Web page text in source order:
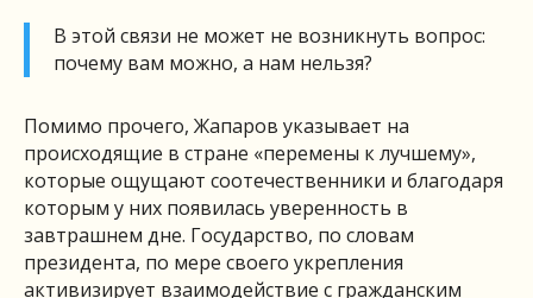
В этой связи не может не возникнуть вопрос:
почему вам можно, а нам нельзя?
Помимо прочего, Жапаров указывает на
происходящие в стране «перемены к лучшему»,
которые ощущают соотечественники и благодаря
которым у них появилась уверенность в
завтрашнем дне. Государство, по словам
президента, по мере своего укрепления
активизирует взаимодействие с гражданским